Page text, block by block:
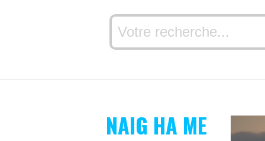
NAIG HA ME